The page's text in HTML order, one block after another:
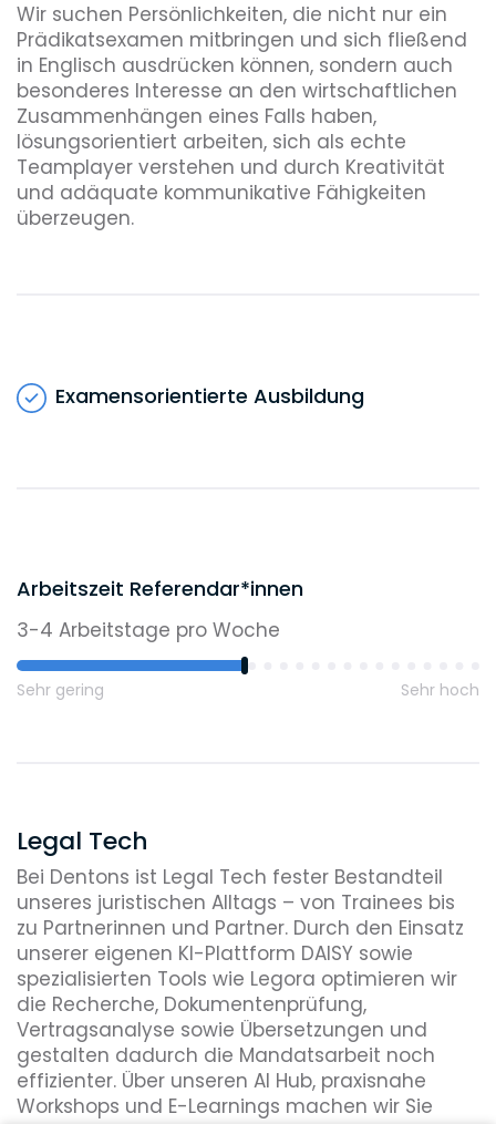
Wir suchen Persönlichkeiten, die nicht nur ein
Prädikatsexamen mitbringen und sich fließend
in Englisch ausdrücken können, sondern auch
besonderes Interesse an den wirtschaftlichen
Zusammenhängen eines Falls haben,
lösungsorientiert arbeiten, sich als echte
Teamplayer verstehen und durch Kreativität
und adäquate kommunikative Fähigkeiten
überzeugen.
Examensorientierte Ausbildung
Arbeitszeit Referendar*innen
3-4 Arbeitstage pro Woche
Sehr gering Sehr hoch
Legal Tech
Bei Dentons ist Legal Tech fester Bestandteil
unseres juristischen Alltags – von Trainees bis
zu Partnerinnen und Partner. Durch den Einsatz
unserer eigenen KI-Plattform DAISY sowie
spezialisierten Tools wie Legora optimieren wir
die Recherche, Dokumentenprüfung,
Vertragsanalyse sowie Übersetzungen und
gestalten dadurch die Mandatsarbeit noch
effizienter. Über unseren AI Hub, praxisnahe
Workshops und E-Learnings machen wir Sie